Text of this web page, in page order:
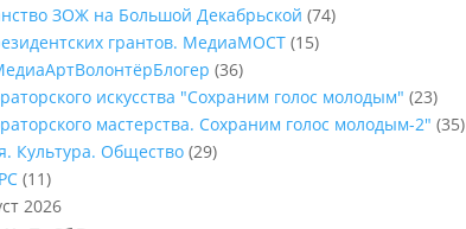
ЗОЖ на Большой Декабрьской (74)
грантов. МедиаМОСТ (15)
(36)
искусства "Сохраним голос молодым" (23)
мастерства. Сохраним голос молодым-2" (35)
Культура. Общество (29)
(11)
2026